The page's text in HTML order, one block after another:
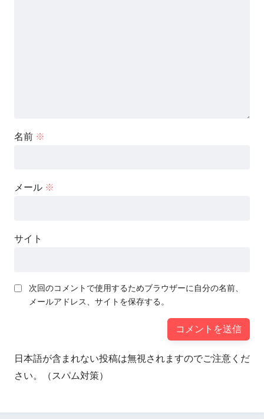
名前 ※
メール ※
サイト
次回のコメントで使用するためブラウザーに自分の名前、
メールアドレス、サイトを保存する。
日本語が含まれない投稿は無視されますのでご注意くだ
さい。（スパム対策）